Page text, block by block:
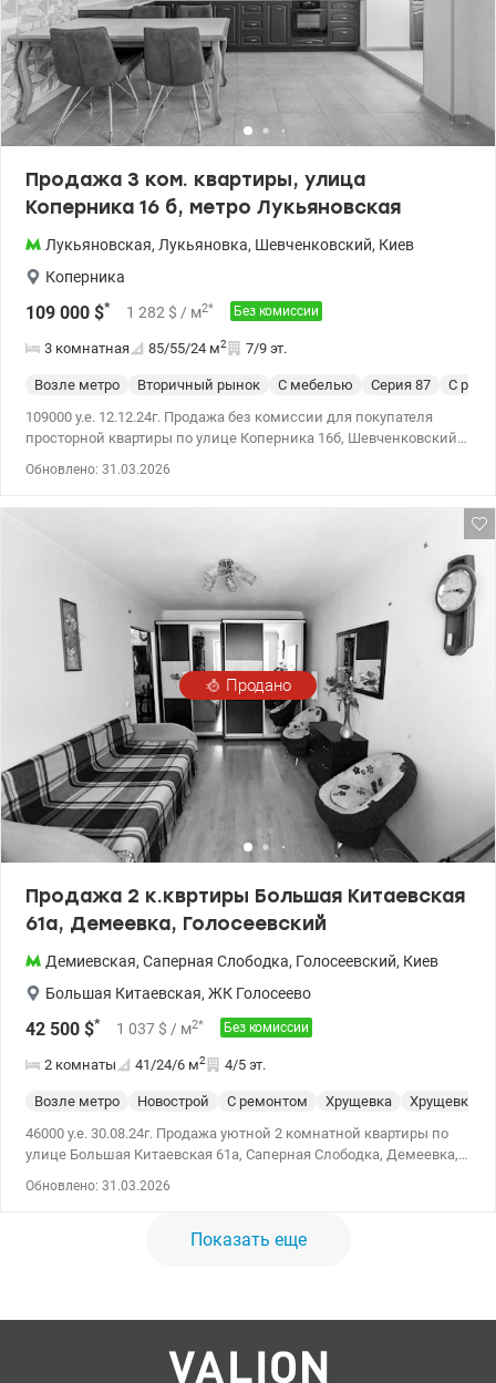
Продажа 3 ком. квартиры, улица
Коперника 16 б, метро Лукьяновская
Лукьяновская, Лукьяновка, Шевченковский, Киев
Коперника
109 000 $* 1 282 $ / м2* Без комиссии
3 комнатная 85/55/24 м2 7/9 эт.
Возле метро Вторичный рынок С мебелью Cерия 87
С
109000 у.е. 12.12.24г. Продажа без комиссии для покупателя
просторной квартиры по улице Коперника 16б, Шевченковский
Обновлено: 31.03.2026
Продано
Продажа 2 к.квртиры Большая Китаевская
61а, Демеевка, Голосеевский
Демиевская, Саперная Слободка, Голосеевский, Киев
Большая Китаевская, ЖК Голосеево
42 500 $* 1 037 $ / м2* Без комиссии
2 комнаты 41/24/6 м2 4/5 эт.
Возле метро Новострой С ремонтом Хрущевка Хрущевка
46000 у.е. 30.08.24г. Продажа уютной 2 комнатной квартиры по
улице Большая Китаевская 61а, Саперная Слободка, Демеевка,
кухня 5,8 кв.м. Состояние жилое. Раздельная планировка,
вдали от проезжей части в тихом месте. Большой двор с
маркеты, учебные заведения, остановка транспорта , до метро
Обновлено: 31.03.2026
Показать еще